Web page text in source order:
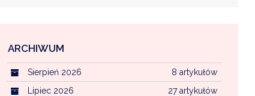
EKOINTERWENCJA
WFOŚ CZYSTE POWIETRZE
ARCHIWUM
8 artykułów
Sierpień 2026
27 artykułów
Lipiec 2026